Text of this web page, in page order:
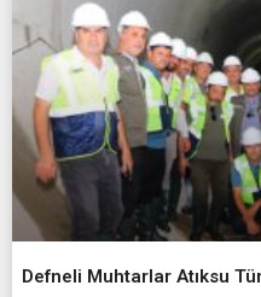
Defneli Muhtarlar Atıksu